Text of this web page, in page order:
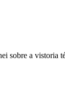
a vistoria